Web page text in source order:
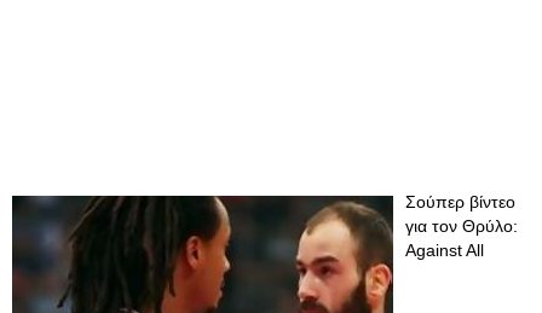
Σούπερ βίντεο
για τον Θρύλο:
Against All